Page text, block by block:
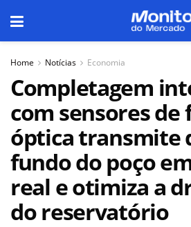
Home Notícias Economia
Completagem
com sensores de
óptica transmite
fundo do poço
real e otimiza a
do reservatório